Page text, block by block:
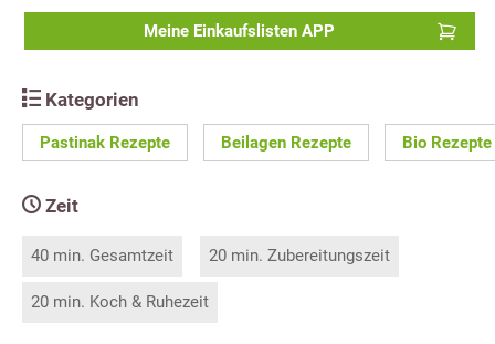
Meine Einkaufslisten APP
Kategorien
Pastinak Rezepte Beilagen Rezepte Bio Rezepte
Zeit
40 min. Gesamtzeit 20 min. Zubereitungszeit
20 min. Koch & Ruhezeit